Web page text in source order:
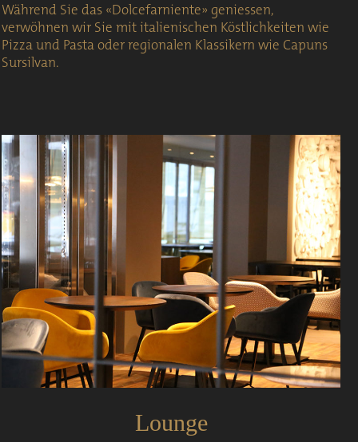
Während Sie das «Dolcefarniente» geniessen,
verwöhnen wir Sie mit italienischen Köstlichkeiten wie
Pizza und Pasta oder regionalen Klassikern wie Capuns
Sursilvan.
Lounge